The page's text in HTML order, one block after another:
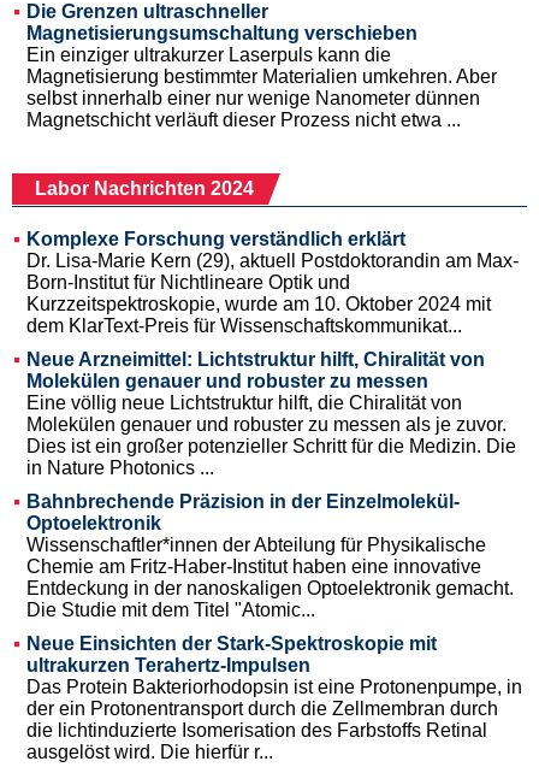
Die Grenzen ultraschneller
Magnetisierungsumschaltung verschieben
Ein einziger ultrakurzer Laserpuls kann die
Magnetisierung bestimmter Materialien umkehren. Aber
selbst innerhalb einer nur wenige Nanometer dünnen
Magnetschicht verläuft dieser Prozess nicht etwa ...
Labor Nachrichten 2024
Komplexe Forschung verständlich erklärt
Dr. Lisa-Marie Kern (29), aktuell Postdoktorandin am Max-
Born-Institut für Nichtlineare Optik und
Kurzzeitspektroskopie, wurde am 10. Oktober 2024 mit
dem KlarText-Preis für Wissenschaftskommunikat...
Neue Arzneimittel: Lichtstruktur hilft, Chiralität von
Molekülen genauer und robuster zu messen
Eine völlig neue Lichtstruktur hilft, die Chiralität von
Molekülen genauer und robuster zu messen als je zuvor.
Dies ist ein großer potenzieller Schritt für die Medizin. Die
in Nature Photonics ...
Bahnbrechende Präzision in der Einzelmolekül-
Optoelektronik
Wissenschaftler*innen der Abteilung für Physikalische
Chemie am Fritz-Haber-Institut haben eine innovative
Entdeckung in der nanoskaligen Optoelektronik gemacht.
Die Studie mit dem Titel "Atomic...
Neue Einsichten der Stark-Spektroskopie mit
ultrakurzen Terahertz-Impulsen
Das Protein Bakteriorhodopsin ist eine Protonenpumpe, in
der ein Protonentransport durch die Zellmembran durch
die lichtinduzierte Isomerisation des Farbstoffs Retinal
ausgelöst wird. Die hierfür r...